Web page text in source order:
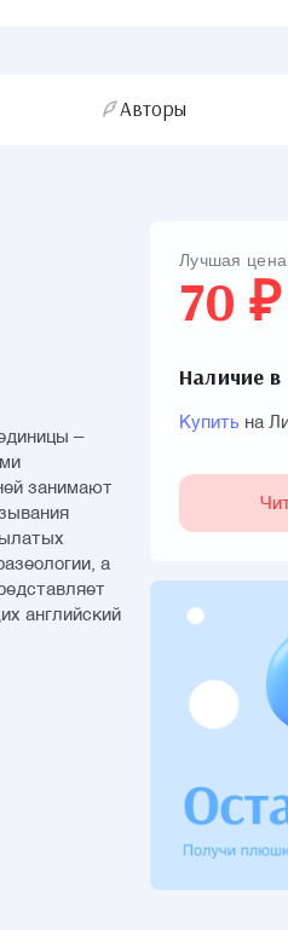
Авторы
–
занимают
а
английский
Лучшая
70 ₽
Наличие в
Купить на